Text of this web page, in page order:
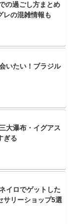
の過ごし方まとめ
レの混雑情報も
いたい！ブラジル
大瀑布・イグアス
ぎる
イロでゲットした
リーショップ5選